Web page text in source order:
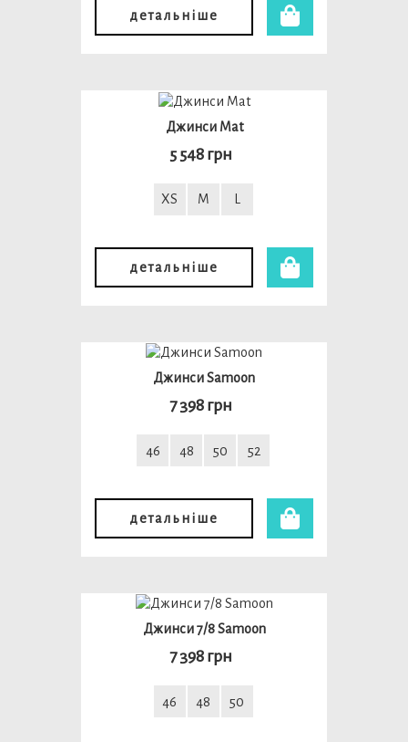
детальніше
Джинси Mat
5 548 грн
XS M L
детальніше
Джинси Samoon
7 398 грн
46 48 50 52
детальніше
Джинси 7/8 Samoon
7 398 грн
46 48 50